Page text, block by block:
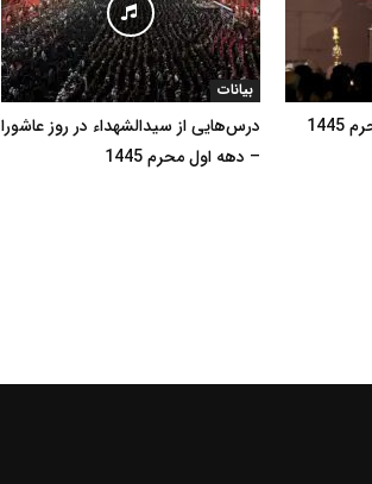
استاد
بیانات
درس‌هایی از سیدالشهداء در روز عاشورا
– دهه اول محرم 1445